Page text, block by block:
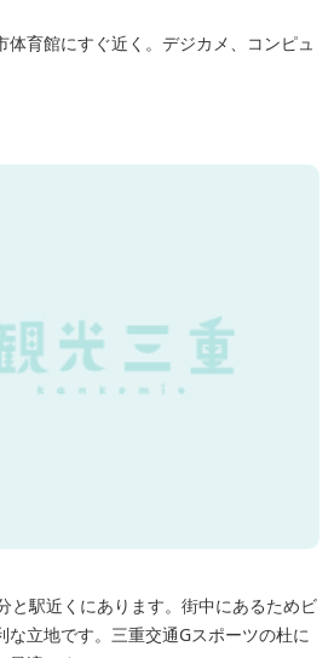
育館にすぐ近く。デジカメ、コンピュ
と駅近くにあります。街中にあるためビ
な立地です。三重交通Gスポーツの杜に